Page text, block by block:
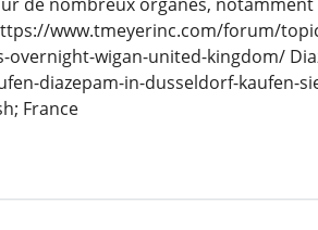
www.tmeyerinc.com/forum/
overnight-wigan-united-kingdom/
diazepam-in-dusseldorf-kaufen-
France